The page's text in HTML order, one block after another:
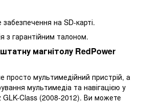
на SD-карті.
з гарантійним талоном.
магнітолу RedPower
просто мультимедійний пристрій, а
мультимедіа та навігацією у
Class (2008-2012). Ви можете